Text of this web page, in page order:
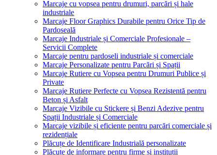
Marcaje cu vopsea pentru drumuri, parcări și hale
industriale
Marcaje Floor Graphics Durabile pentru Orice Tip de
Pardoseală
Marcaje Industriale și Comerciale Profesionale –
Servicii Complete
Marcaje pentru pardoseli industriale și comerciale
Marcaje Personalizate pentru Parcări și Spații
Marcaje Rutiere cu Vopsea pentru Drumuri Publice și
Private
Marcaje Rutiere Perfecte cu Vopsea Rezistentă pentru
Beton și Asfalt
Marcaje Vizibile cu Stickere și Benzi Adezive pentru
Spații Industriale și Comerciale
Marcaje vizibile și eficiente pentru parcări comerciale și
rezidențiale
Plăcuțe de Identificare Industrială personalizate
Plăcuțe de informare pentru firme și instituții